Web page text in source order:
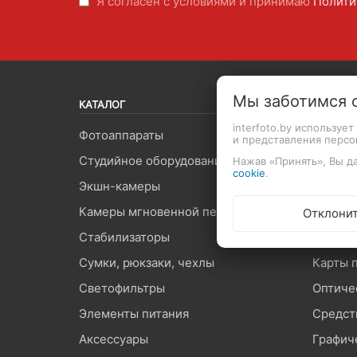
КАТАЛОГ
Фотоаппараты
Студийное оборудование
Экшн-камеры
Камеры мгновенной печати
Стабилизаторы
Сумки, рюкзаки, чехлы
Карты
Светофильтры
Элементы питания
Аксессуары
Мы заботимся
interfoto.by использует
и представления
Нажав «Принять», Вы
cookie.